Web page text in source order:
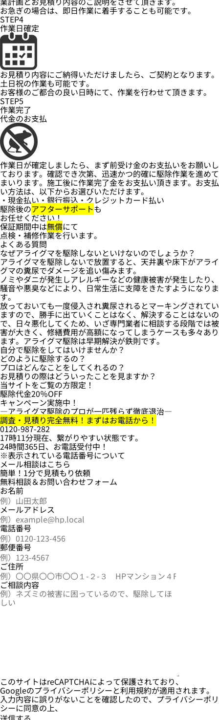
お急ぎの場合は、即日作業に着手することも可能です。
STEP4
作業日確定
お見積り内容にご納得いただけましたら、ご契約となります。
土日祝の作業も可能です。
お客様のご都合の良い日時にて、作業を行わせて頂きます。
STEP5
作業完了
代金のお支払
作業日が確定しましたら、まず前受け金のお支払いをお願いし
ております。確認でき次第、迅速かつ的確に駆除作業を進めて
まいります。施工後に作業完了金をお支払い頂きます。お支払
い方法は、以下からお選びいただけます。
・現金払い・銀行振込・クレジットカード払い
駆除後のアフターサポートも
お任せください！
保証期間中は無償にて
点検・補修作業を行います。
よくある質問
なぜアライグマを駆除しないといけないのでしょうか？
アライグマを駆除しないで放置すると、天井裏や床下がアライ
グマの糞尿でダメージを追い傷みます。
ノミやダニが発生しアレルギーなどの健康被害が発生したり、
騒音や悪臭などにより、日常生活に支障をきたすようになりま
す。
放っておいても一度侵入され糞尿されるとマーキングされてい
ますので、勝手に出ていくことはなく、解決することはないの
で、日々悪化してくため、いざ専門業者に相談する段階では被
害が大きく、修繕費用が高額になってしまうケースも多々あり
ます。アライグマ駆除は早期解決が鉄則です。
自分で駆除をしてはいけませんか？
どのように駆除するの？
プロはどんなことをしてくれるの？
お見積りの際はどういったことを見ますか？
当サイトをご覧の方限定！
駆除代金20％OFF
キャンペーン実施中！
―アライグマ駆除のプロが一匹残らず徹底退治―
調査・見積り完全無料！まずはお電話から！
0120-987-282
17時11分現在、繋がりやすい状態です。
24時間365日、お電話受付中！
※表示されている電話番号について
メール相談はこちら
簡単！1分で見積もり依頼
無料相談＆お問い合わせフォーム
お名前
メールアドレス
電話番号
郵便番号
ご住所
ご相談内容
このサイトはreCAPTCHAによって保護されており、
Googleのプライバシーポリシーと利用規約が適用されます。
入力内容に誤りがないことを確認したので、プライバシーポリ
シーに同意の上、